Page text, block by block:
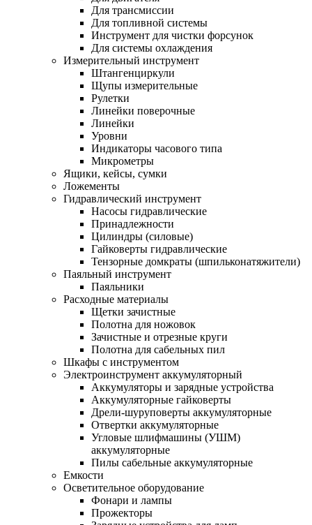
Для трансмиссии
Для топливной системы
Инструмент для чистки форсунок
Для системы охлаждения
Измерительный инструмент
Штангенциркули
Щупы измерительные
Рулетки
Линейки поверочные
Линейки
Уровни
Индикаторы часового типа
Микрометры
Ящики, кейсы, сумки
Ложементы
Гидравлический инструмент
Насосы гидравлические
Принадлежности
Цилиндры (силовые)
Гайковерты гидравлические
Тензорные домкраты (шпильконатяжители)
Паяльный инструмент
Паяльники
Расходные материалы
Щетки зачистные
Полотна для ножовок
Зачистные и отрезные круги
Полотна для сабельных пил
Шкафы с инструментом
Электроинструмент аккумуляторный
Аккумуляторы и зарядные устройства
Аккумуляторные гайковерты
Дрели-шуруповерты аккумуляторные
Отвертки аккумуляторные
Угловые шлифмашины (УШМ)
аккумуляторные
Пилы сабельные аккумуляторные
Емкости
Осветительное оборудование
Фонари и лампы
Прожекторы